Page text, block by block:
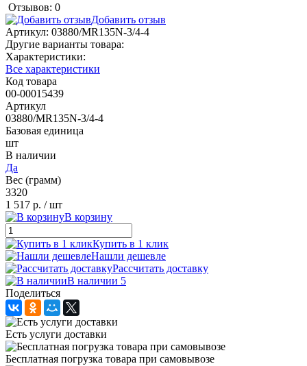
Отзывов: 0
Добавить отзыв
Артикул: 03880/MR135N-3/4-4
Другие варианты товара:
Характеристики:
Все характеристики
Код товара
00-00015439
Артикул
03880/MR135N-3/4-4
Базовая единица
шт
В наличии
Да
Вес (грамм)
3320
1 517 р. / шт
В корзину
Купить в 1 клик
Нашли дешевле
Рассчитать доставку
В наличии 5
Поделиться
Есть услуги доставки
Бесплатная погрузка товара при самовывозе